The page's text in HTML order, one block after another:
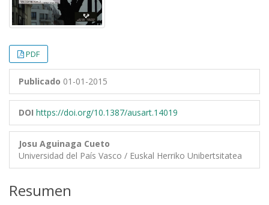
PDF
Publicado 01-01-2015
DOI https://doi.org/10.1387/ausart.14019
Josu Aguinaga Cueto
Universidad del País Vasco / Euskal Herriko Unibertsitatea
Resumen